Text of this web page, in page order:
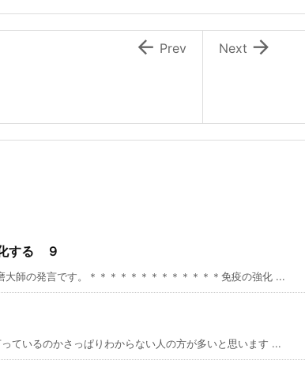

Next
 Prev
する ９
大師の発言です。＊＊＊＊＊＊＊＊＊＊＊＊＊免疫の強化 ...
ているのかさっぱりわからない人の方が多いと思います ...